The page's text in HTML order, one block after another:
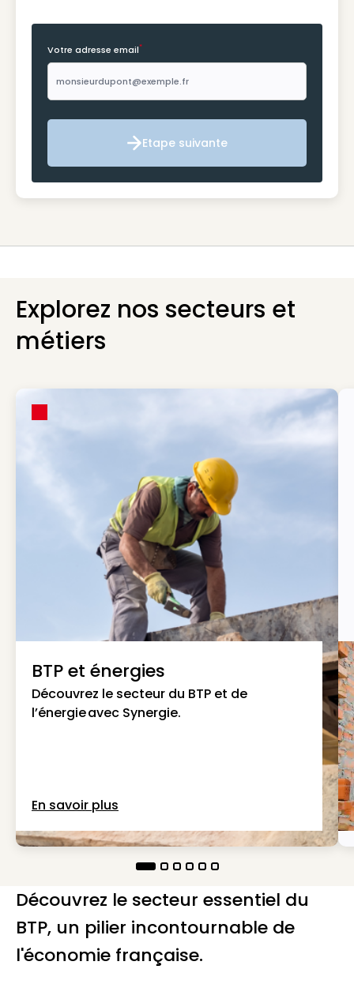
Votre adresse email*
Etape suivante
Etape suivante
Explorez nos secteurs et
métiers
BTP et énergies
Découvrez le secteur du BTP et de
l’énergie avec Synergie.
En savoir plus
Découvrez le secteur essentiel du
BTP, un pilier incontournable de
l'économie française.